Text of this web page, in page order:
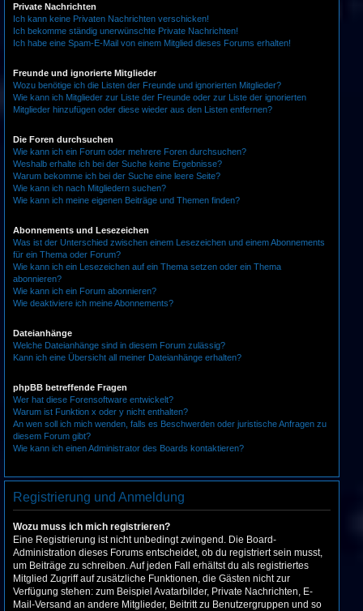
Private Nachrichten
Ich kann keine Privaten Nachrichten verschicken!
Ich bekomme ständig unerwünschte Private Nachrichten!
Ich habe eine Spam-E-Mail von einem Mitglied dieses Forums erhalten!
Freunde und ignorierte Mitglieder
Wozu benötige ich die Listen der Freunde und ignorierten Mitglieder?
Wie kann ich Mitglieder zur Liste der Freunde oder zur Liste der ignorierten
Mitglieder hinzufügen oder diese wieder aus den Listen entfernen?
Die Foren durchsuchen
Wie kann ich ein Forum oder mehrere Foren durchsuchen?
Weshalb erhalte ich bei der Suche keine Ergebnisse?
Warum bekomme ich bei der Suche eine leere Seite?
Wie kann ich nach Mitgliedern suchen?
Wie kann ich meine eigenen Beiträge und Themen finden?
Abonnements und Lesezeichen
Was ist der Unterschied zwischen einem Lesezeichen und einem Abonnements
für ein Thema oder Forum?
Wie kann ich ein Lesezeichen auf ein Thema setzen oder ein Thema
abonnieren?
Wie kann ich ein Forum abonnieren?
Wie deaktiviere ich meine Abonnements?
Dateianhänge
Welche Dateianhänge sind in diesem Forum zulässig?
Kann ich eine Übersicht all meiner Dateianhänge erhalten?
phpBB betreffende Fragen
Wer hat diese Forensoftware entwickelt?
Warum ist Funktion x oder y nicht enthalten?
An wen soll ich mich wenden, falls es Beschwerden oder juristische Anfragen zu
diesem Forum gibt?
Wie kann ich einen Administrator des Boards kontaktieren?
Registrierung und Anmeldung
Wozu muss ich mich registrieren?
Eine Registrierung ist nicht unbedingt zwingend. Die Board-
Administration dieses Forums entscheidet, ob du registriert sein musst,
um Beiträge zu schreiben. Auf jeden Fall erhältst du als registriertes
Mitglied Zugriff auf zusätzliche Funktionen, die Gästen nicht zur
Verfügung stehen: zum Beispiel Avatarbilder, Private Nachrichten, E-
Mail-Versand an andere Mitglieder, Beitritt zu Benutzergruppen und so